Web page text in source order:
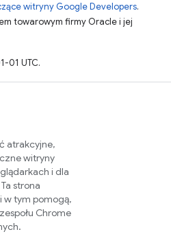
witryny Google Developers.
towarowym firmy Oracle i jej
01 UTC.
atrakcyjne,
witryny
i dla
strona
w tym pomogą,
Chrome